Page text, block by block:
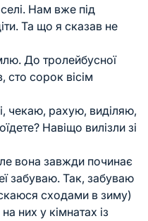
Нам вже під
Та що я сказав не
До тролейбусної
сто сорок вісім
чекаю, рахую, виділяю,
Навіщо вилізли зі
вона завжди починає
забуваю. Так, забуваю
сходами в зиму)
них у кімнатах із